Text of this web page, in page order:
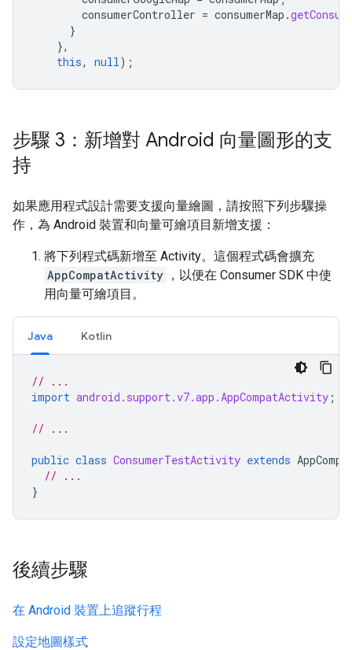
consumerController = consumerMap .
}
},
this, null);
步驟 3：新增對 Android 向量圖形的支
持
如果應用程式設計需要支援向量繪圖，請按照下列步驟操
作，為 Android 裝置和向量可繪項目新增支援：
將下列程式碼新增至 Activity。這個程式碼會擴充
AppCompatActivity ，以便在 Consumer SDK 中使
用向量可繪項目。
Java Kotlin
// ...
import android.support.v7.app.AppCompatActivity ;
// ...
public class ConsumerTestActivity extends
// ...
}
後續步驟
在 Android 裝置上追蹤行程
設定地圖樣式